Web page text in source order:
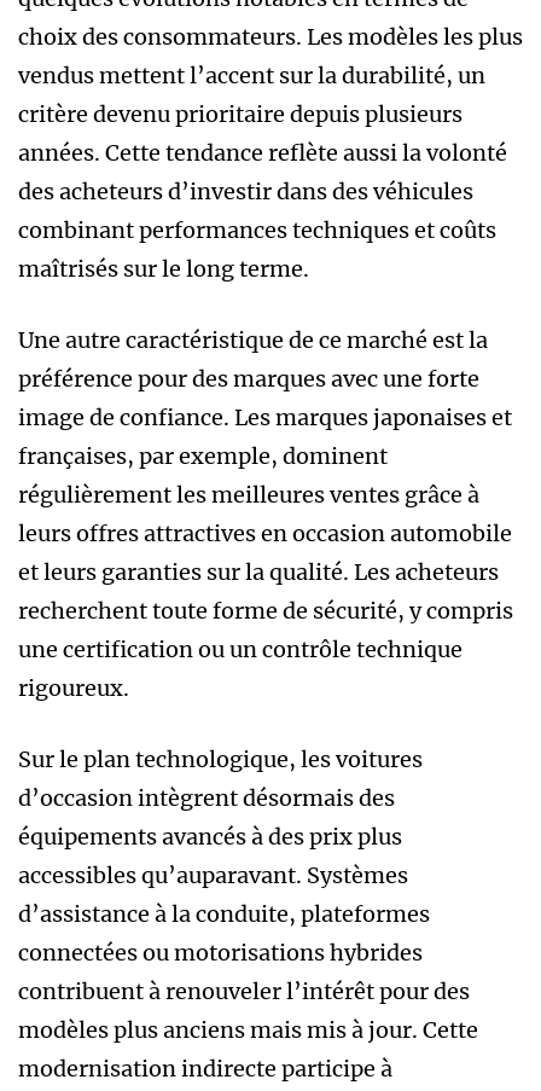
choix des consommateurs. Les modèles les plus
vendus mettent l’accent sur la durabilité, un
critère devenu prioritaire depuis plusieurs
années. Cette tendance reflète aussi la volonté
des acheteurs d’investir dans des véhicules
combinant performances techniques et coûts
maîtrisés sur le long terme.
Une autre caractéristique de ce marché est la
préférence pour des marques avec une forte
image de confiance. Les marques japonaises et
françaises, par exemple, dominent
régulièrement les meilleures ventes grâce à
leurs offres attractives en occasion automobile
et leurs garanties sur la qualité. Les acheteurs
recherchent toute forme de sécurité, y compris
une certification ou un contrôle technique
rigoureux.
Sur le plan technologique, les voitures
d’occasion intègrent désormais des
équipements avancés à des prix plus
accessibles qu’auparavant. Systèmes
d’assistance à la conduite, plateformes
connectées ou motorisations hybrides
contribuent à renouveler l’intérêt pour des
modèles plus anciens mais mis à jour. Cette
modernisation indirecte participe à